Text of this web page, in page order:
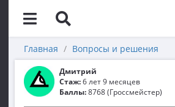
Главная Вопросы и решения
Дмитрий
Стаж:6 лет 9 месяцев
Баллы:8768 (Гроссмейстер)